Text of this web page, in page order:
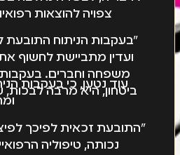
צפויה להוצאות
"בעקבות הניתוח התובעת
ועדין מתביישת לחשוף
משפחה וחברים. בעקבות
ביטחון, היא מרבה לבכות,
עוד נטען, כי בעקבות
"התובעת זכאית לפיכך
נכותה, טיפוליה